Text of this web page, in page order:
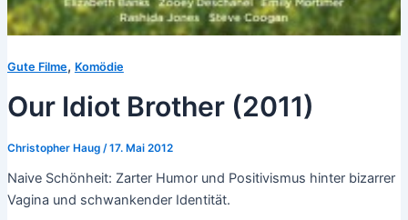
Gute Filme, Komödie
Our Idiot Brother (2011)
Christopher Haug /17. Mai 2012
Naive Schönheit: Zarter Humor und Positivismus hinter bizarrer
Vagina und schwankender Identität.